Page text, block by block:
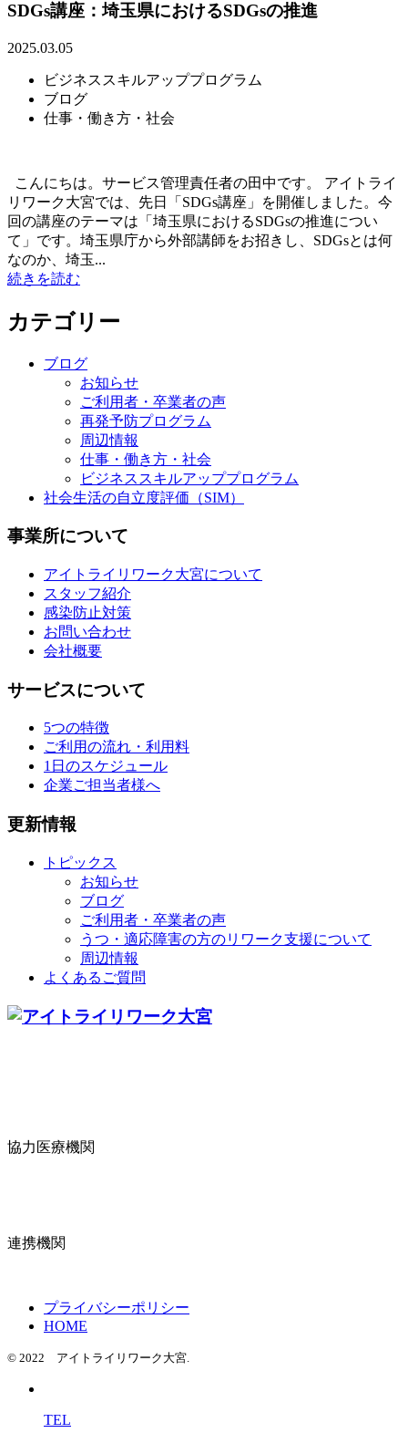
SDGs講座：埼玉県におけるSDGsの推進
2025.03.05
ビジネススキルアッププログラム
ブログ
仕事・働き方・社会
こんにちは。サービス管理責任者の田中です。 アイトライ
リワーク大宮では、先日「SDGs講座」を開催しました。今
回の講座のテーマは「埼玉県におけるSDGsの推進につい
て」です。埼玉県庁から外部講師をお招きし、SDGsとは何
なのか、埼玉...
続きを読む
カテゴリー
ブログ
お知らせ
ご利用者・卒業者の声
再発予防プログラム
周辺情報
仕事・働き方・社会
ビジネススキルアッププログラム
社会生活の自立度評価（SIM）
事業所について
アイトライリワーク大宮について
スタッフ紹介
感染防止対策
お問い合わせ
会社概要
サービスについて
5つの特徴
ご利用の流れ・利用料
1日のスケジュール
企業ご担当者様へ
更新情報
トピックス
お知らせ
ブログ
ご利用者・卒業者の声
うつ・適応障害の方のリワーク支援について
周辺情報
よくあるご質問
協力医療機関
連携機関
プライバシーポリシー
HOME
© 2022 アイトライリワーク大宮.
TEL